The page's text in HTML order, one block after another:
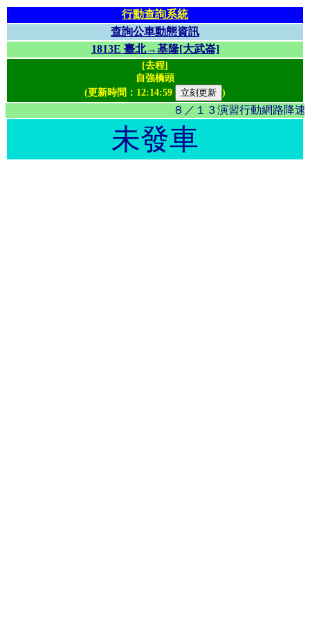
行動查詢系統
查詢公車動態資訊
1813E 臺北→基隆[大武崙]
[去程]
自強橋頭
(更新時間： 12:14:59 )
８／１３演習行動網路
未發車